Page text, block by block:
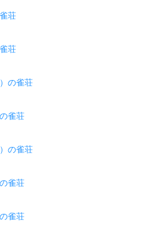
荘
荘
の雀荘
雀荘
の雀荘
雀荘
雀荘